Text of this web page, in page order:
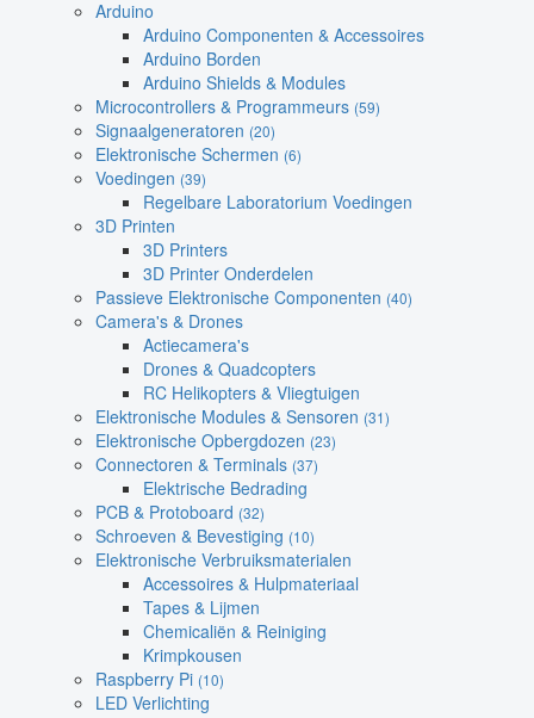
Arduino
Arduino Componenten & Accessoires
Arduino Borden
Arduino Shields & Modules
Microcontrollers & Programmeurs (59)
Signaalgeneratoren (20)
Elektronische Schermen (6)
Voedingen (39)
Regelbare Laboratorium Voedingen
3D Printen
3D Printers
3D Printer Onderdelen
Passieve Elektronische Componenten (40)
Camera's & Drones
Actiecamera's
Drones & Quadcopters
RC Helikopters & Vliegtuigen
Elektronische Modules & Sensoren (31)
Elektronische Opbergdozen (23)
Connectoren & Terminals (37)
Elektrische Bedrading
PCB & Protoboard (32)
Schroeven & Bevestiging (10)
Elektronische Verbruiksmaterialen
Accessoires & Hulpmateriaal
Tapes & Lijmen
Chemicaliën & Reiniging
Krimpkousen
Raspberry Pi (10)
LED Verlichting